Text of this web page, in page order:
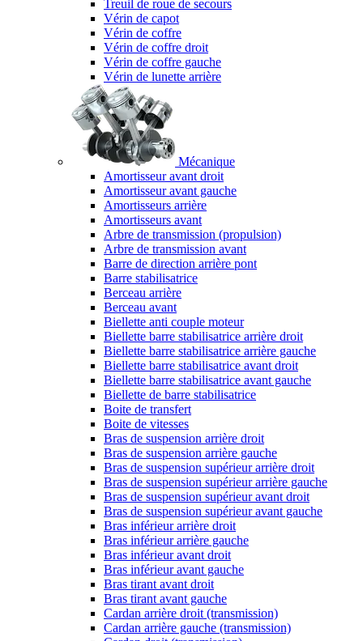
Treuil de roue de secours
Vérin de capot
Vérin de coffre
Vérin de coffre droit
Vérin de coffre gauche
Vérin de lunette arrière
Mécanique
Amortisseur avant droit
Amortisseur avant gauche
Amortisseurs arrière
Amortisseurs avant
Arbre de transmission (propulsion)
Arbre de transmission avant
Barre de direction arrière pont
Barre stabilisatrice
Berceau arrière
Berceau avant
Biellette anti couple moteur
Biellette barre stabilisatrice arrière droit
Biellette barre stabilisatrice arrière gauche
Biellette barre stabilisatrice avant droit
Biellette barre stabilisatrice avant gauche
Biellette de barre stabilisatrice
Boite de transfert
Boite de vitesses
Bras de suspension arrière droit
Bras de suspension arrière gauche
Bras de suspension supérieur arrière droit
Bras de suspension supérieur arrière gauche
Bras de suspension supérieur avant droit
Bras de suspension supérieur avant gauche
Bras inférieur arrière droit
Bras inférieur arrière gauche
Bras inférieur avant droit
Bras inférieur avant gauche
Bras tirant avant droit
Bras tirant avant gauche
Cardan arrière droit (transmission)
Cardan arrière gauche (transmission)